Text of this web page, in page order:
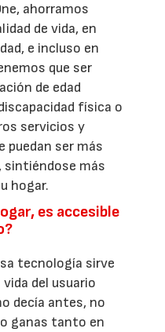
ahorramos
de vida, en
e incluso en
que ser
de edad
física o
servicios y
puedan ser más
sintiéndose más
hogar.
es accesible
tecnología sirve
del usuario
decía antes, no
ganas tanto en